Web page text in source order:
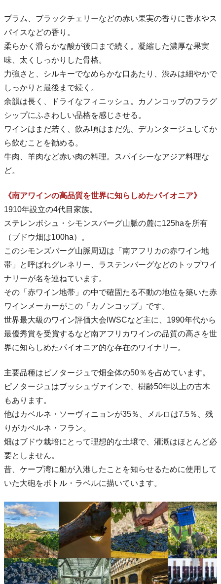
プラム、ブラックチェリーなどの赤い果実の香りに香水やス
パイスなどの香り。
柔らかく滑らかな酸が後口まで続く。凝縮した濃厚な果実
味、太くしっかりした骨格。
力強さと、シルキーでなめらかな口あたり、渋みは細やかで
しっかりと最後まで続く。
余韻は長く、ドライなフィニッシュ。カノンコップのフラグ
シップにふさわしい品格を感じさせる。
ワインはまだ若く、飲み頃はまだ先、デカンタージュしてか
ら飲むことを勧める。
牛肉、羊肉など赤い肉の料理。スパイシーなアジア料理な
ど。
《南アワインの高品質を世界に知らしめたパイオニア》
1910年設立の4代目家族。
ステレンボシュ・シモンスバーグ山脈の麓に125haを所有
（ブドウ畑は100ha）。
このシモンズバーグ山脈周辺は「南アフリカの赤ワイン地
帯」と呼ばれグレネリー、ラステンバーグなどのトップワイ
ナリーが名を連ねています。
その「赤ワイン地帯」の中で確固たる不動の地位を築いた赤
ワインメーカーがこの「カノンコップ」です。
世界最大級のワイン評価大会IWSCなど主に、1990年代から
最優秀賞を受賞するなど南アフリカワインの品質の高さを世
界に知らしめたパイオニア的な存在のワイナリー。
主要品種はピノタージュで畑全体の50％を占めています。
ピノタージュはブッシュヴァインで、樹齢50年以上の古木
もあります。
他はカベルネ・ソーヴィニョンが35％、メルロは7.5％、残
りがカベルネ・フラン。
畑はブドウ栽培にとって理想的な土壌で、灌漑はほとんど必
要としません。
昔、ケープ湾に船が入港したことを知らせるために使用して
いた大砲をボトル・ラベルに描いています。